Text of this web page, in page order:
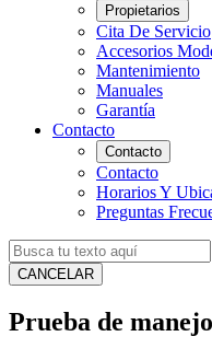
Propietarios
Cita De Servicio
Accesorios
Mantenimiento
Manuales
Garantía
Contacto
Contacto
Contacto
Horarios Y
Preguntas
CANCELAR
Prueba de